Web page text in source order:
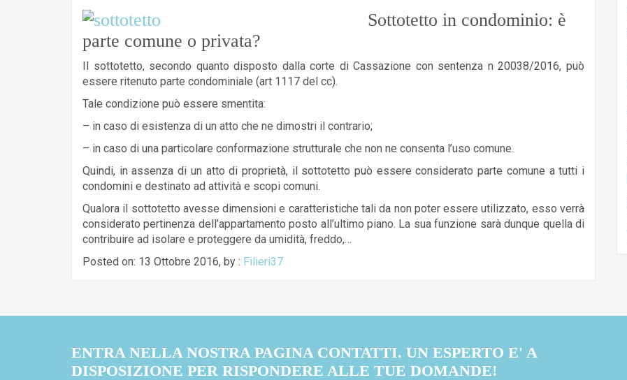
Sottotetto in condominio: è
parte comune o privata?
Il sottotetto, secondo quanto disposto dalla corte di Cassazione con sentenza n 20038/2016, può
essere ritenuto parte condominiale (art 1117 del cc).
Tale condizione può essere smentita:
– in caso di esistenza di un atto che ne dimostri il contrario;
– in caso di una particolare conformazione strutturale che non ne consenta l’uso comune.
Quindi, in assenza di un atto di proprietà, il sottotetto può essere considerato parte comune a tutti i
condomini e destinato ad attività e scopi comuni.
Qualora il sottotetto avesse dimensioni e caratteristiche tali da non poter essere utilizzato, esso verrà
considerato pertinenza dell’appartamento posto all’ultimo piano. La sua funzione sarà dunque quella di
contribuire ad isolare e proteggere da umidità, freddo,…
Posted on: 13 Ottobre 2016, by : Filieri37
ENTRA NELLA NOSTRA PAGINA CONTATTI. UN ESPERTO E' A
DISPOSIZIONE PER RISPONDERE ALLE TUE DOMANDE!